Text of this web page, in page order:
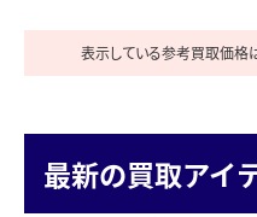
表示している参考買取価格
最新の買取アイ